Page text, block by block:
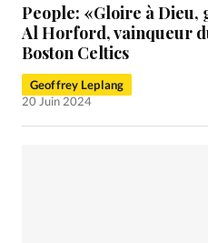
People: «Gloire à Dieu,
Al Horford, vainqueur
Boston Celtics
Geoffrey Leplang
20 Juin 2024